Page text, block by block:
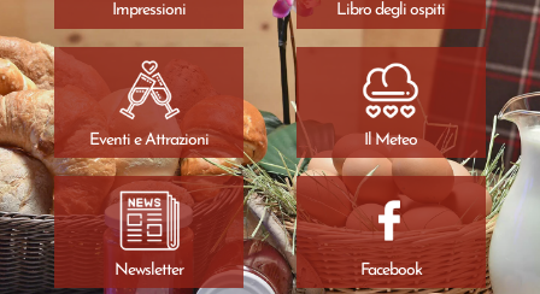
Impressioni Libro degli ospiti
Eventi e Attrazioni Il Meteo
Newsletter Facebook